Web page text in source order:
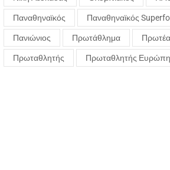
Παναθηναϊκός Παναθηναϊκός
Πανιώνιος Πρωτάθλημα
Πρωταθλητής Πρωταθλητής